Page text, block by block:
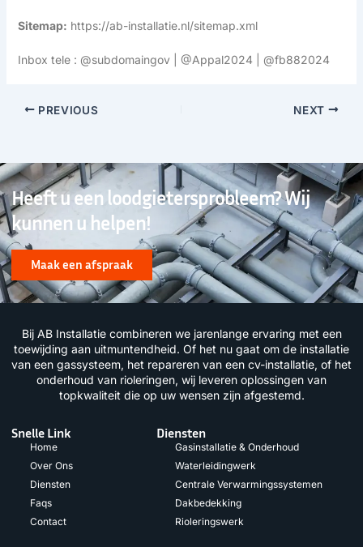
Sitemap: https://ab-installatie.nl/sitemap.xml
Inbox tele : @subdomaingov | @Appal2024 | @fb882024
PREVIOUS NEXT
Heeft u een loodgietersprobleem? Wij
kunnen u helpen!
Maak een afspraak
Bij AB Installatie combineren we jarenlange ervaring met een
toewijding aan uitmuntendheid. Of het nu gaat om de installatie
van een gassysteem, het repareren van een cv-installatie, of het
onderhoud van rioleringen, wij leveren oplossingen van
topkwaliteit die op uw wensen zijn afgestemd.
Snelle Link
Home
Over Ons
Diensten
Faqs
Contact
Diensten
Gasinstallatie & Onderhoud
Waterleidingwerk
Centrale Verwarmingssystemen
Dakbedekking
Rioleringswerk